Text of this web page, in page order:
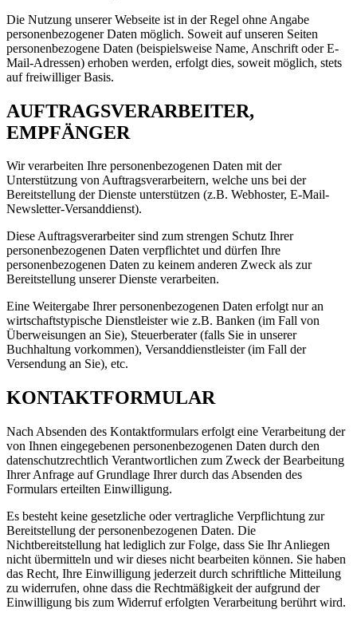
Die Nutzung unserer Webseite ist in der Regel ohne Angabe
personenbezogener Daten möglich. Soweit auf unseren Seiten
personenbezogene Daten (beispielsweise Name, Anschrift oder E-
Mail-Adressen) erhoben werden, erfolgt dies, soweit möglich, stets
auf freiwilliger Basis.
AUFTRAGSVERARBEITER,
EMPFÄNGER
Wir verarbeiten Ihre personenbezogenen Daten mit der
Unterstützung von Auftragsverarbeitern, welche uns bei der
Bereitstellung der Dienste unterstützen (z.B. Webhoster, E-Mail-
Newsletter-Versanddienst).
Diese Auftragsverarbeiter sind zum strengen Schutz Ihrer
personenbezogenen Daten verpflichtet und dürfen Ihre
personenbezogenen Daten zu keinem anderen Zweck als zur
Bereitstellung unserer Dienste verarbeiten.
Eine Weitergabe Ihrer personenbezogenen Daten erfolgt nur an
wirtschaftstypische Dienstleister wie z.B. Banken (im Fall von
Überweisungen an Sie), Steuerberater (falls Sie in unserer
Buchhaltung vorkommen), Versanddienstleister (im Fall der
Versendung an Sie), etc.
KONTAKTFORMULAR
Nach Absenden des Kontaktformulars erfolgt eine Verarbeitung der
von Ihnen eingegebenen personenbezogenen Daten durch den
datenschutzrechtlich Verantwortlichen zum Zweck der Bearbeitung
Ihrer Anfrage auf Grundlage Ihrer durch das Absenden des
Formulars erteilten Einwilligung.
Es besteht keine gesetzliche oder vertragliche Verpflichtung zur
Bereitstellung der personenbezogenen Daten. Die
Nichtbereitstellung hat lediglich zur Folge, dass Sie Ihr Anliegen
nicht übermitteln und wir dieses nicht bearbeiten können. Sie haben
das Recht, Ihre Einwilligung jederzeit durch schriftliche Mitteilung
zu widerrufen, ohne dass die Rechtmäßigkeit der aufgrund der
Einwilligung bis zum Widerruf erfolgten Verarbeitung berührt wird.